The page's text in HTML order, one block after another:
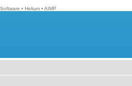
• Helium • AIMP